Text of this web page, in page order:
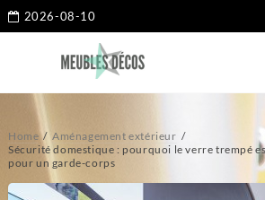
2026-08-10
Home
Aménagement extérieur
Sécurité domestique : pourquoi le verre trempé
pour un garde-corps